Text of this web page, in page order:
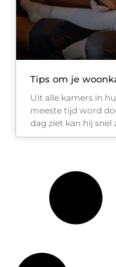
Tips om je
Uit alle kamers in
meeste tijd word
dag ziet kan hij snel